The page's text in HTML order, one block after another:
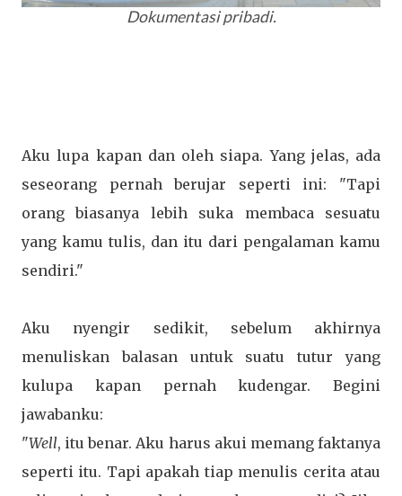
Dokumentasi pribadi.
Aku lupa kapan dan oleh siapa. Yang jelas, ada
seseorang pernah berujar seperti ini: "Tapi
orang biasanya lebih suka membaca sesuatu
yang kamu tulis, dan itu dari pengalaman kamu
sendiri."
Aku nyengir sedikit, sebelum akhirnya
menuliskan balasan untuk suatu tutur yang
kulupa kapan pernah kudengar. Begini
jawabanku:
"Well, itu benar. Aku harus akui memang faktanya
seperti itu. Tapi apakah tiap menulis cerita atau